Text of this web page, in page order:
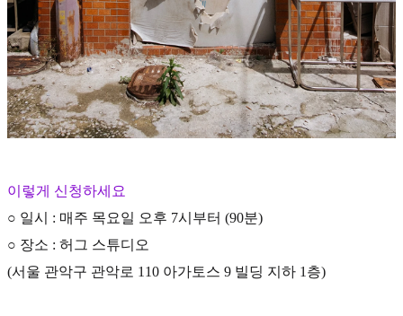
이렇게 신청하세요
○ 일시 : 매주 목요일 오후 7시부터 (90분)
○ 장소 : 허그 스튜디오
(서울 관악구 관악로 110 아가토스 9 빌딩 지하 1층)